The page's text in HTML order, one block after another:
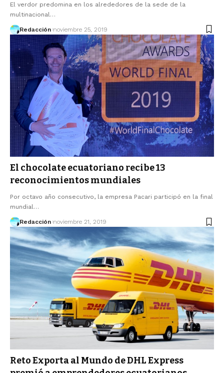
El verdor predomina en los alrededores de la sede de la
multinacional…
Redacción noviembre 25, 2019
El chocolate ecuatoriano recibe 13
reconocimientos mundiales
Por octavo año consecutivo, la empresa Pacari participó en la final
mundial…
Redacción noviembre 21, 2019
Reto Exporta al Mundo de DHL Express